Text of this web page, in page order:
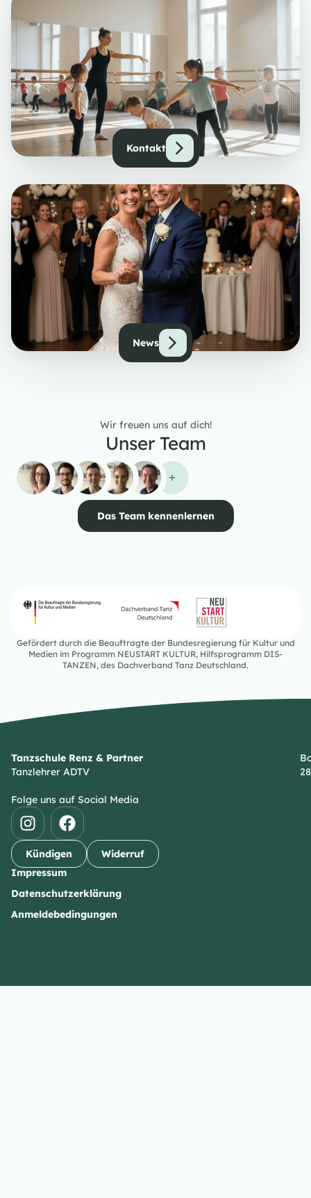
Kontakt
News
Wir freuen uns auf dich!
Unser Team
Das Team kennenlernen
Gefördert durch die Beauftragte der Bundesregierung für Kultur und
Medien im Programm NEUSTART KULTUR, Hilfsprogramm DIS-
TANZEN, des Dachverband Tanz Deutschland.
Tanzschule Renz & Partner
Tanzlehrer ADTV
Folge uns auf Social Media
Kündigen
Widerruf
Impressum
Datenschutzerklärung
Anmeldebedingungen